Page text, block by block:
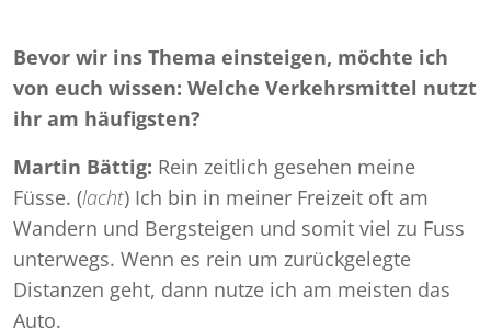
Bevor wir ins Thema einsteigen, möchte ich
von euch wissen: Welche Verkehrsmittel nutzt
ihr am häufigsten?
Martin Bättig: Rein zeitlich gesehen meine
Füsse. (lacht) Ich bin in meiner Freizeit oft am
Wandern und Bergsteigen und somit viel zu Fuss
unterwegs. Wenn es rein um zurückgelegte
Distanzen geht, dann nutze ich am meisten das
Auto.